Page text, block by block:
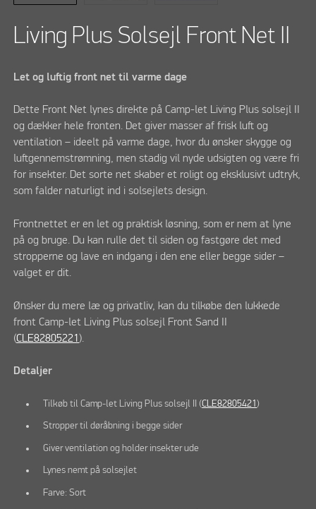
Living Plus Solsejl Front Net II
Let og luftig front net til varme dage
Dette Front Net lynes direkte på Camp-let Living Plus solsejl II
og dækker hele fronten. Det giver masser af frisk luft og
ventilation – ideelt på varme dage, hvor du ønsker skygge og
luftgennemstrømning, men stadig vil nyde udsigten og være fri
for insekter. Det sorte net skaber et roligt og eksklusivt udtryk,
som falder naturligt ind i solsejlets design.
Frontnettet er en let og praktisk løsning, som er nem at lyne
på og bruge. Du kan rulle det til siden og fastgøre det med
stropperne og lave en indgang i den ene eller begge sider –
valget er dit.
Ønsker du mere læ og privatliv, kan du tilkøbe den lukkede
front Camp-let Living Plus solsejl Front Sand II
(CLE82805221 ).
Detaljer
Tilkøb til Camp-let Living Plus solsejl II (CLE82805421)
Stropper til døråbning i begge sider
Giver ventilation og holder insekter ude
Lynes nemt på solsejlet
Farve: Sort